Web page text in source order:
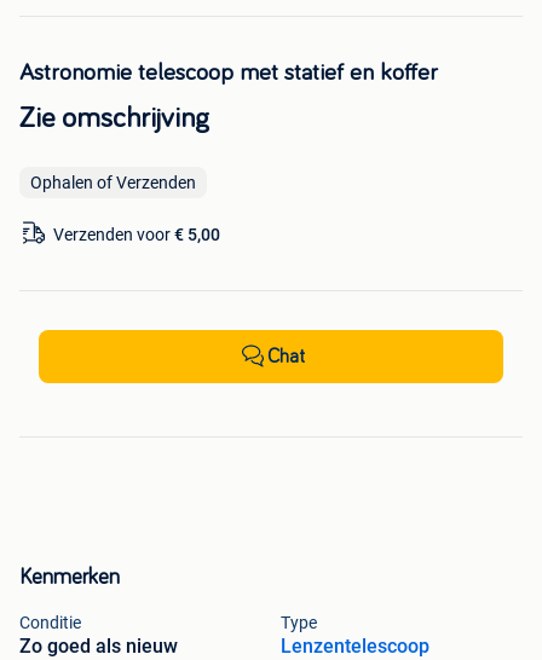
Kenmerken
Conditie
Zo goed als nieuw
Type
Lenzentelescoop
Astronomie telescoop met statief en koffer
Zie omschrijving
Ophalen of Verzenden
Verzenden voor€ 5,00
Chat